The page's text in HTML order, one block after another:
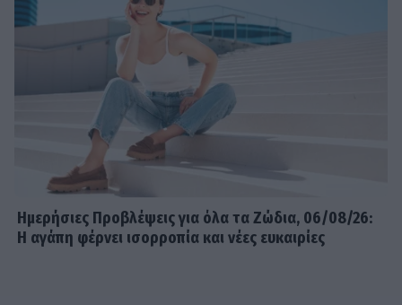
Ημερήσιες Προβλέψεις για όλα τα Ζώδια, 06/08/26:
Η αγάπη φέρνει ισορροπία και νέες ευκαιρίες